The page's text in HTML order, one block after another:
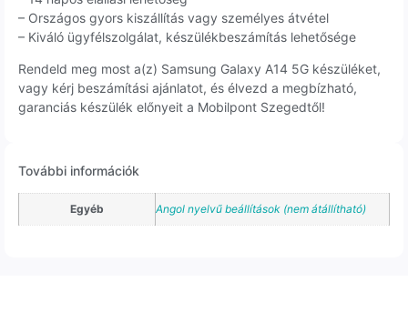
– Országos gyors kiszállítás vagy személyes átvétel
– Kiváló ügyfélszolgálat, készülékbeszámítás lehetősége
Rendeld meg most a(z) Samsung Galaxy A14 5G készüléket,
vagy kérj beszámítási ajánlatot, és élvezd a megbízható,
garanciás készülék előnyeit a Mobilpont Szegedtől!
További információk
Egyéb Angol nyelvű beállítások (nem átállítható)